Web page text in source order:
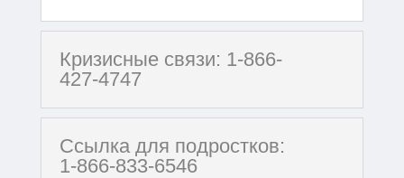
Кризисные связи: 1-866-
427-4747
Ссылка для подростков:
1-866-833-6546